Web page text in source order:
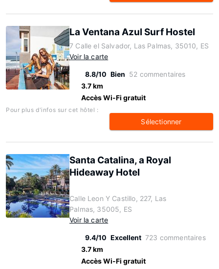
La Ventana Azul Surf Hostel
7 Calle el Salvador, Las Palmas, 35010, ES
Voir la carte
8.8/10 Bien 52 commentaires
3.7 km
Accès Wi-Fi gratuit
Pour plus d'infos sur cet hôtel :
Sélectionner
Santa Catalina, a Royal
Hideaway Hotel
Calle Leon Y Castillo, 227, Las
Palmas, 35005, ES
Voir la carte
9.4/10 Excellent 723 commentaires
3.7 km
Accès Wi-Fi gratuit